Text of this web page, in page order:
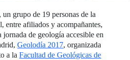
grupo de 19 personas de la
entre afiliados y acompañantes,
jornada de geología accesible en
Geolodía 2017, organizada
a laFacultad de Geológicas de